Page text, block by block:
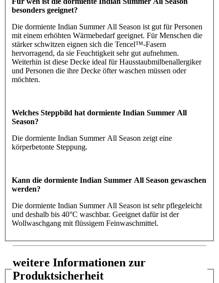
besonders geeignet?
Die dormiente Indian Summer All Season ist gut für Personen
mit einem erhöhten Wärmebedarf geeignet. Für Menschen die
stärker schwitzen eignen sich die Tencel™-Fasern
hervorragend, da sie Feuchtigkeit sehr gut aufnehmen.
Weiterhin ist diese Decke ideal für Hausstaubmilbenallergiker
und Personen die ihre Decke öfter waschen müssen oder
möchten.
Welches Steppbild hat dormiente Indian Summer All
Season?
Die dormiente Indian Summer All Season zeigt eine
körperbetonte Steppung.
Kann die dormiente Indian Summer All Season gewaschen
werden?
Die dormiente Indian Summer All Season ist sehr pflegeleicht
und deshalb bis 40°C waschbar. Geeignet dafür ist der
Wollwaschgang mit flüssigem Feinwaschmittel.
weitere Informationen zur
Produktsicherheit